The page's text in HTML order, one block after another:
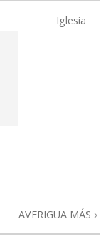
Iglesia
AVERIGUA MÁS